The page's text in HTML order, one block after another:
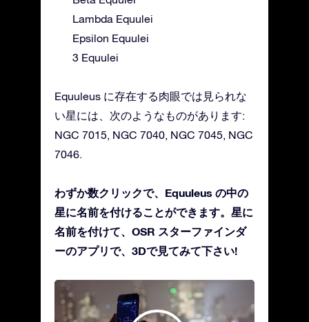
Lambda Equulei
Epsilon Equulei
3 Equulei
Equuleus に存在する肉眼では見られな
い星には、次のようなものがあります:
NGC 7015, NGC 7040, NGC 7045, NGC
7046.
わずか数クリックで、Equuleus の中の
星に名前を付けることができます。星に
名前を付けて、OSR スターファインダ
ーのアプリで、3Dで見てみて下さい!